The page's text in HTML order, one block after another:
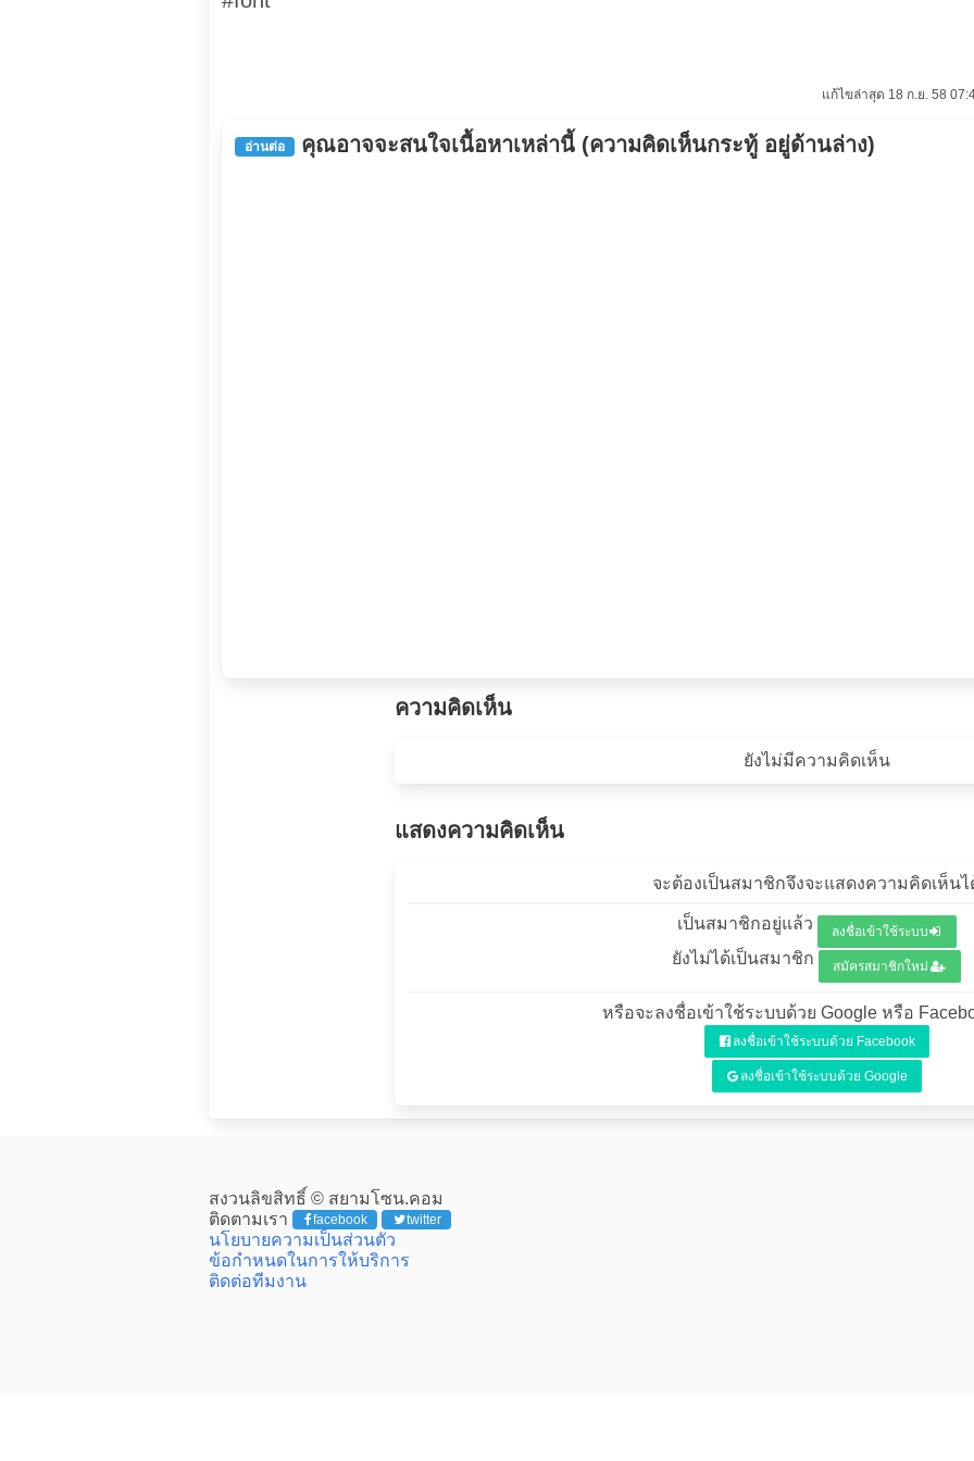
แก้ไขล่าสุด 18 ก.ย. 58
อ่านต่อ คุณอาจจะสนใจเนื้อหาเหล่านี้ (ความคิดเห็นกระทู้ อยู่ด้านล่าง)
ความคิดเห็น
ยังไม่มีความคิดเห็น
แสดงความคิดเห็น
จะต้องเป็นสมาชิกจึงจะแสดงความคิดเห็นไ
เป็นสมาชิกอยู่แล้ว ลงชื่อเข้าใช้ระบบ
ยังไม่ได้เป็นสมาชิก สมัครสมาชิกใหม่
หรือจะลงชื่อเข้าใช้ระบบด้วย Google หรือ
ลงชื่อเข้าใช้ระบบด้วย Facebook
ลงชื่อเข้าใช้ระบบด้วย Google
สงวนลิขสิทธิ์ © สยามโซน.คอม
ติดตามเรา
facebook twitter
นโยบายความเป็นส่วนตัว
ข้อกำหนดในการให้บริการ
ติดต่อทีมงาน